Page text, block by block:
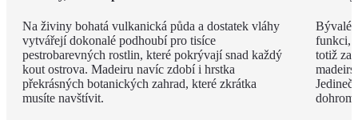
Na živiny bohatá vulkanická půda a dostatek vláhy
vytvářejí dokonalé podhoubí pro tisíce
pestrobarevných rostlin, které pokrývají snad každý
kout ostrova. Madeiru navíc zdobí i hrstka
překrásných botanických zahrad, které zkrátka
musíte navštívit.
Bývalé
funkci,
totiž